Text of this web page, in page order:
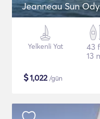
Jeanneau Sun
Yelkenli Yat
43
13
$1,022/gün